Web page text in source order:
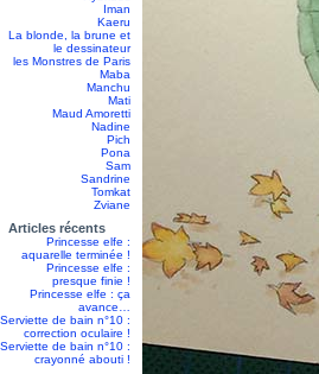
Iman
Kaeru
La blonde, la brune et
le dessinateur
les Monstres de Paris
Maba
Manchu
Mati
Maud Amoretti
Nadine
Pich
Pona
Sam
Sandrine
Tomkat
Zviane
Articles récents
Princesse elfe :
aquarelle terminée !
Princesse elfe :
presque finie !
Princesse elfe : ça
avance…
Serviette de bain n°10 :
correction oculaire !
Serviette de bain n°10 :
crayonné abouti !